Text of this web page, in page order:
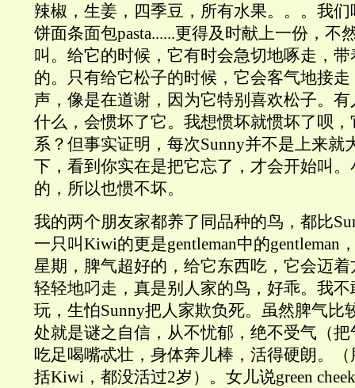
辣椒，生姜，四季豆，所有水果。。。我
饼面条面包pasta......更得及时献上一份，不
叫。给它的时候，它有时会急切地啄走，
的。只有给它松子的时候，它会客气地接
声，像是在道谢，因为它特别喜欢松子。
什么，会惯坏了它。我想惯坏就惯坏了呗
系？但事实证明，每次Sunny并不是上来就
下，看到你实在是把它忘了，才会开始叫
的，所以也惯不坏。
我的两个朋友家都养了同品种的鸟，都比
一只叫Kiwi的更是gentleman中的gentleman
星期，脾气超好的，给它东西吃，它会迈
轻轻地叼走，真是别人家的鸟，好乖。我
玩，生怕Sunny把人家欺负死。虽然脾气比
处就是谜之自信，从不忧郁，绝不受气（
吃足喝嘴忒壮，身体奔儿棒，活得硬朗。
括Kiwi，都没活过2岁）。女儿说green